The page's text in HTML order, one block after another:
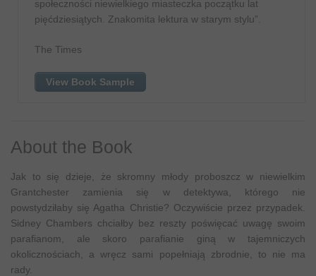
społeczności niewielkiego miasteczka początku lat
pięćdziesiątych. Znakomita lektura w starym stylu”.
The Times
View Book Sample
About the Book
Jak to się dzieje, że skromny młody proboszcz w niewielkim
Grantchester zamienia się w detektywa, którego nie
powstydziłaby się Agatha Christie? Oczywiście przez przypadek.
Sidney Chambers chciałby bez reszty poświęcać uwagę swoim
parafianom, ale skoro parafianie giną w tajemniczych
okolicznościach, a wręcz sami popełniają zbrodnie, to nie ma
rady.